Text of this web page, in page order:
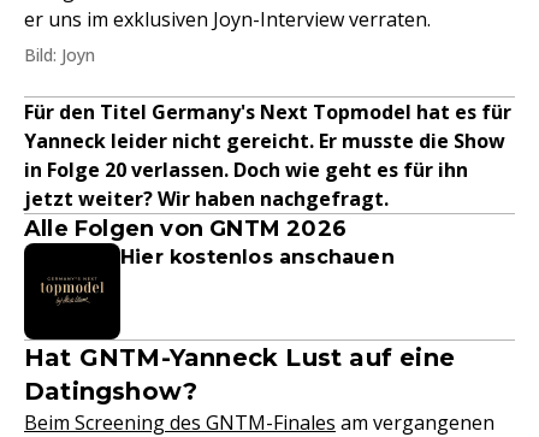
er uns im exklusiven Joyn-Interview verraten.
Bild: Joyn
Für den Titel Germany's Next Topmodel hat es für
Yanneck leider nicht gereicht. Er musste die Show
in Folge 20 verlassen. Doch wie geht es für ihn
jetzt weiter? Wir haben nachgefragt.
Alle Folgen von GNTM 2026
Hier kostenlos anschauen
Hat GNTM-Yanneck Lust auf eine
Datingshow?
Beim Screening des GNTM-Finales am vergangenen